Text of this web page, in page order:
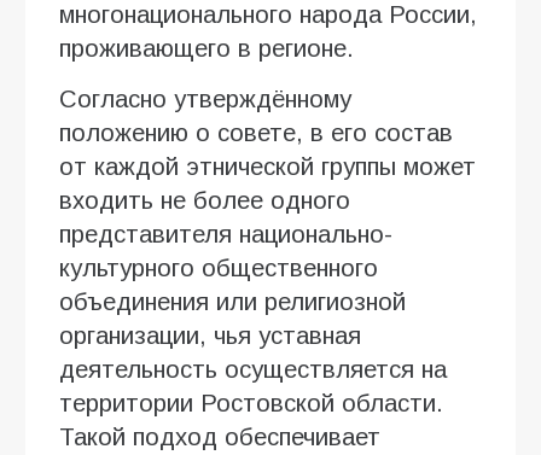
многонационального народа России,
проживающего в регионе.
Согласно утверждённому
положению о совете, в его состав
от каждой этнической группы может
входить не более одного
представителя национально-
культурного общественного
объединения или религиозной
организации, чья уставная
деятельность осуществляется на
территории Ростовской области.
Такой подход обеспечивает